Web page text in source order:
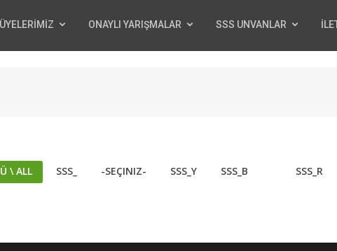
ÜYELERİMİZ ONAYLI YARIŞMALAR SSS UNVANLAR
\ ALL SSS_ -SEÇINIZ- SSS_Y SSS_B SSS_R